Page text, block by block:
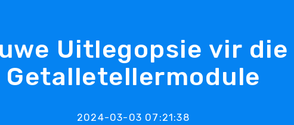
Uitlegopsie vir die
Getalletellermodule
2024-03-03 07:21:38